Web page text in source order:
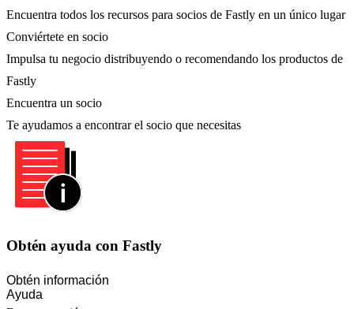
Encuentra todos los recursos para socios de Fastly en un único lugar
Conviértete en socio
Impulsa tu negocio distribuyendo o recomendando los productos de
Fastly
Encuentra un socio
Te ayudamos a encontrar el socio que necesitas
Obtén ayuda con Fastly
Obtén información
Ayuda